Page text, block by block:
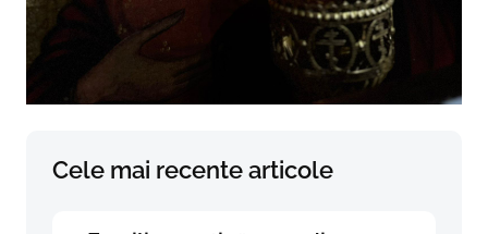
Cele mai recente articole